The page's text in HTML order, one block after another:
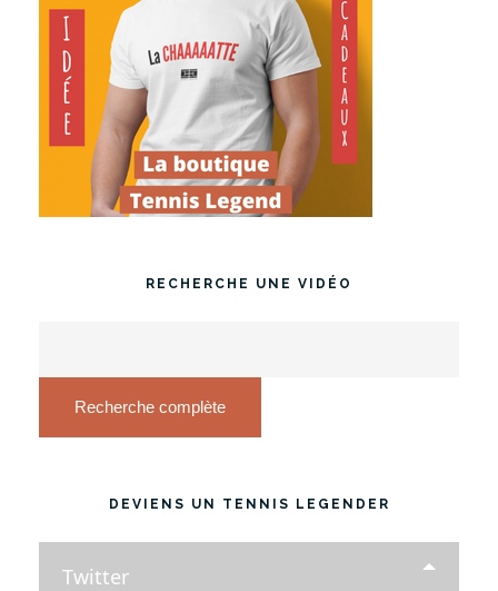
RECHERCHE UNE VIDÉO
Recherche complète
DEVIENS UN TENNIS LEGENDER
Twitter